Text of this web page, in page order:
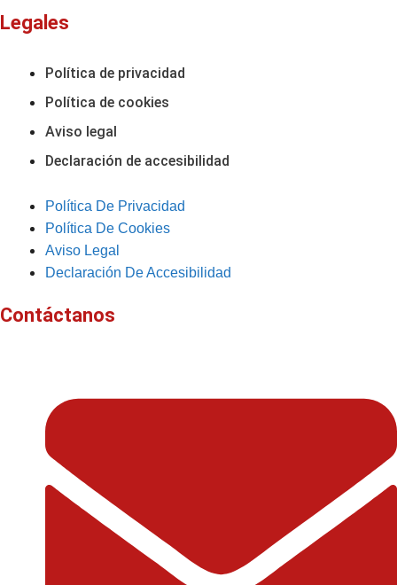
Legales
Política de privacidad
Política de cookies
Aviso legal
Declaración de accesibilidad
Política De Privacidad
Política De Cookies
Aviso Legal
Declaración De Accesibilidad
Contáctanos